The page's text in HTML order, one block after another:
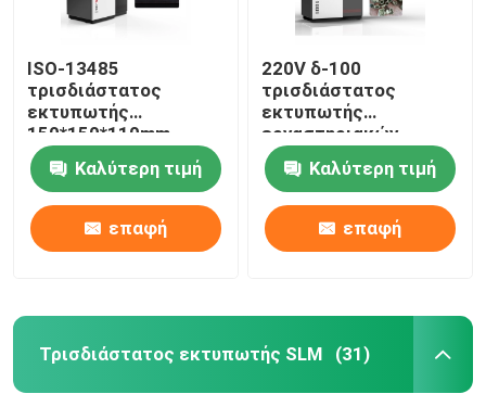
ISO-13485
τρισδιάστατος
εκτυπωτής
150*150*110mm
λέιζερ DLP μέγεθος
εκτύπωσης για τα
οδοντικά πρότυπα
μοσχευμάτων
Καλύτερη τιμή
επαφή
220V δ-100
τρισδιάστατος
εκτυπωτής
εργαστηριακών
οδοντικός μετάλλων
για την οδοντοστοιχία
μερικό Riton
Καλύτερη τιμή
επαφή
Τρισδιάστατος εκτυπωτής SLM (31)